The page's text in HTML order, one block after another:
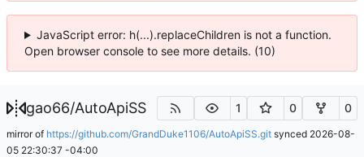
JavaScript error: h(...).replaceChildren is not a function.
Open browser console to see more details. (10)
gao66/AutoApiSS 1 0 0
mirror of https://github.com/GrandDuke1106/AutoApiSS.git synced 2026-08-
05 22:30:37 -04:00